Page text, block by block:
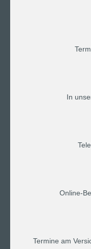
In
Online-
Termine am